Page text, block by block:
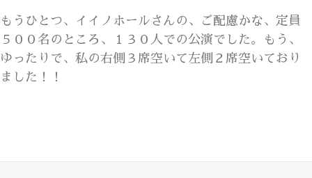
もうひとつ、イイノホールさんの、ご配慮かな、定員
５００名のところ、１３０人での公演でした。もう、
ゆったりで、私の右側３席空いて左側２席空いており
ました！！